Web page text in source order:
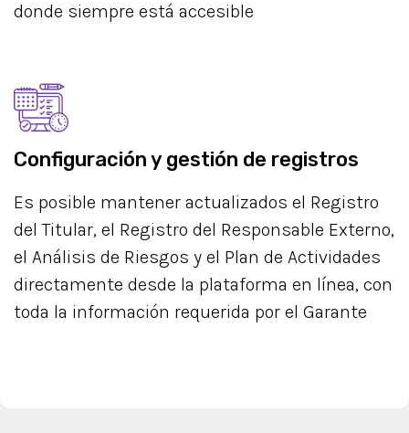
donde siempre está accesible
Configuración y gestión de registros
Es posible mantener actualizados el Registro
del Titular, el Registro del Responsable Externo,
el Análisis de Riesgos y el Plan de Actividades
directamente desde la plataforma en línea, con
toda la información requerida por el Garante